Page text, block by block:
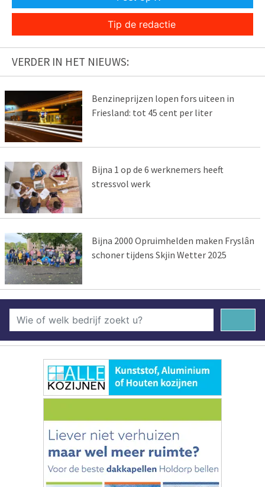
Tip de redactie
VERDER IN HET NIEUWS:
Benzineprijzen lopen fors uiteen in
Friesland: tot 45 cent per liter
Bijna 1 op de 6 werknemers heeft
stressvol werk
Bijna 2000 Opruimhelden maken Fryslân
schoner tijdens Skjin Wetter 2025